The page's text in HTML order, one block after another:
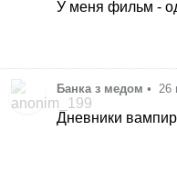
У меня фильм -
Банка з медом • 26
Дневники